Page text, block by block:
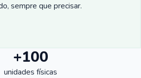
sempre que precisar.
+100
unidades físicas